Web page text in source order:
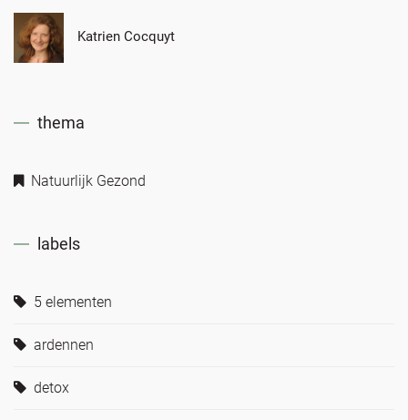
Katrien Cocquyt
thema
Natuurlijk Gezond
labels
5 elementen
ardennen
detox